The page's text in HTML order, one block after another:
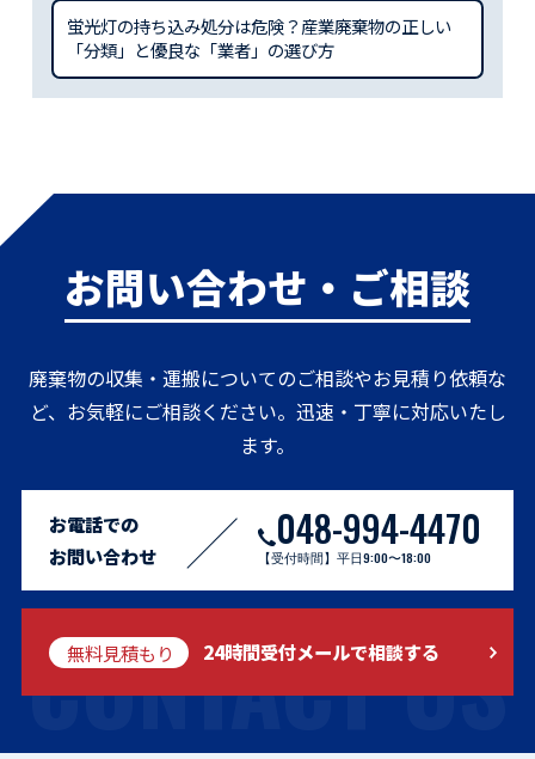
蛍光灯の持ち込み処分は危険？産業廃棄物の正しい
「分類」と優良な「業者」の選び方
お問い合わせ・ご相談
廃棄物の収集・運搬についてのご相談やお見積り依頼な
ど、お気軽にご相談ください。迅速・丁寧に対応いたし
ます。
CONTACT US
お電話での
お問い合わせ
048-994-4470
【受付時間】平日9:00〜18:00
無料見積もり 24時間受付メールで相談する